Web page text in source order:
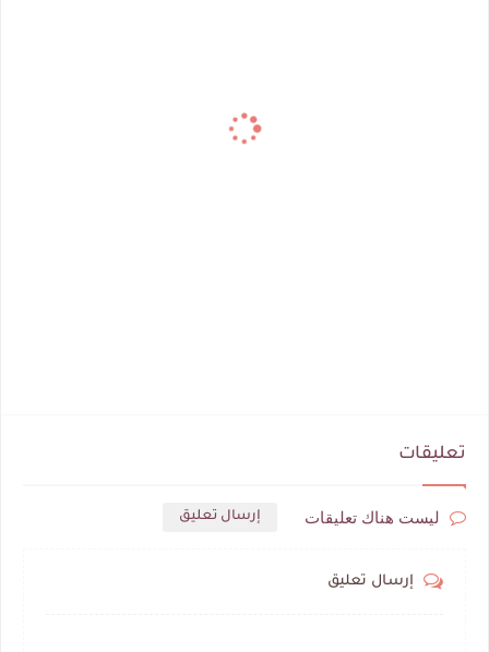
تعليقات
ليست هناك تعليقات إرسال تعليق
إرسال تعليق